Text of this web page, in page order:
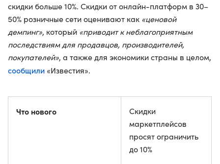
скидки больше 10%. Скидки от онлайн-платформ в 30–
50% розничные сети оценивают как «ценовой
демпинг», который «приводит к неблагоприятным
последствиям для продавцов, производителей,
покупателей», а также для экономики страны в целом,
сообщили «Известия».
Что нового
Скидки
маркетплейсов
просят ограничить
до 10%